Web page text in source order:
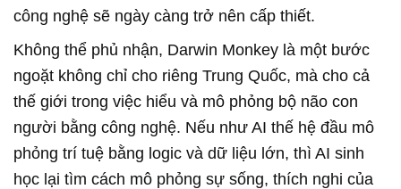
công nghệ sẽ ngày càng trở nên cấp thiết.
Không thể phủ nhận, Darwin Monkey là một bước
ngoặt không chỉ cho riêng Trung Quốc, mà cho cả
thế giới trong việc hiểu và mô phỏng bộ não con
người bằng công nghệ. Nếu như AI thế hệ đầu mô
phỏng trí tuệ bằng logic và dữ liệu lớn, thì AI sinh
học lại tìm cách mô phỏng sự sống, thích nghi của